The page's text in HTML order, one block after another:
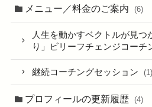
メニュー／料金のご案内 (6)
人生を動かすベクトルが見つ
り」ビリーフチェンジコーチ
継続コーチングセッション (1)
プロフィールの更新履歴 (4)